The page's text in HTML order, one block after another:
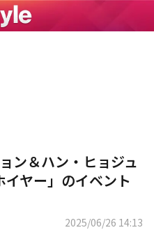
ン＆ハン・ヒョジュ
ヤー」のイベント
2025/06/26 14:13